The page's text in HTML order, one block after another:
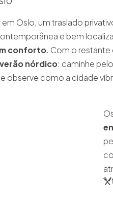
Oslo, um traslado
e bem
conforto. Com o restante
nórdico: caminhe
e observe como a cidade